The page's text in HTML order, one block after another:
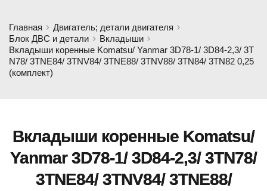
Главная
Двигатель; детали двигателя
Блок ДВС и детали
Вкладыши
Вкладыши коренные Komatsu/ Yanmar 3D78-1/ 3D84-2,3/ 3T
N78/ 3TNE84/ 3TNV84/ 3TNE88/ 3TNV88/ 3TN84/ 3TN82 0,25
(комплект)
Вкладыши коренные Komatsu/
Yanmar 3D78-1/ 3D84-2,3/ 3TN78/
3TNE84/ 3TNV84/ 3TNE88/